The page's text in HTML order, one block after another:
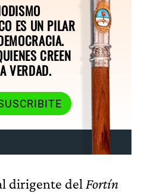
ES UN PILAR
CREEN
VERDAD.
dirigente del Fortín